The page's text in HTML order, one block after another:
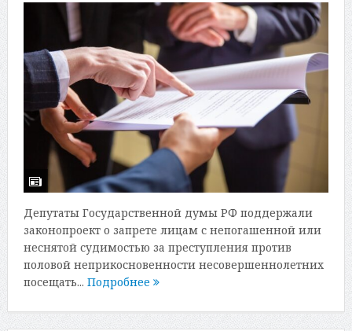
Депутаты Государственной думы РФ поддержали
законопроект о запрете лицам с непогашенной или
неснятой судимостью за преступления против
половой неприкосновенности несовершеннолетних
посещать... Подробнее